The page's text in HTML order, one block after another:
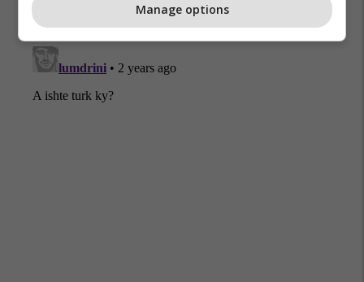
Manage options